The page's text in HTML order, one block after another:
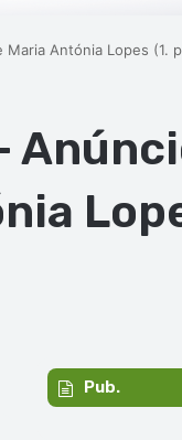
Antónia Lopes (1.
Pub.